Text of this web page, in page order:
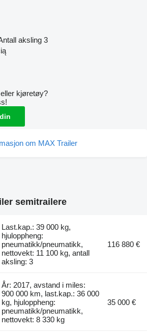
aksling 3
kjøretøy?
om MAX Trailer
semitrailere
Last.kap.: 39 000 kg,
hjuloppheng:
pneumatikk/pneumatikk,
nettovekt: 11 100 kg, antall
aksling: 3
116 880 €
År: 2017, avstand i miles:
900 000 km, last.kap.: 36 000
kg, hjuloppheng:
pneumatikk/pneumatikk,
nettovekt: 8 330 kg
35 000 €